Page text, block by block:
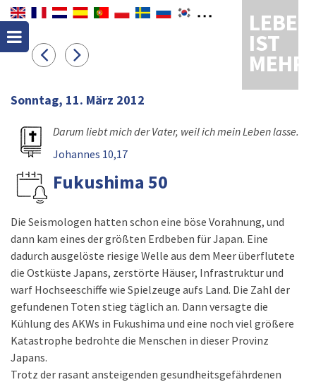
LEBEN
IST
MEHR
Sonntag, 11. März 2012
Darum liebt mich der Vater, weil ich mein Leben lasse.
Johannes 10,17
Fukushima 50
Die Seismologen hatten schon eine böse Vorahnung, und
dann kam eines der größten Erdbeben für Japan. Eine
dadurch ausgelöste riesige Welle aus dem Meer überflutete
die Ostküste Japans, zerstörte Häuser, Infrastruktur und
warf Hochseeschiffe wie Spielzeuge aufs Land. Die Zahl der
gefundenen Toten stieg täglich an. Dann versagte die
Kühlung des AKWs in Fukushima und eine noch viel größere
Katastrophe bedrohte die Menschen in dieser Provinz
Japans.
Trotz der rasant ansteigenden gesundheitsgefährdenen